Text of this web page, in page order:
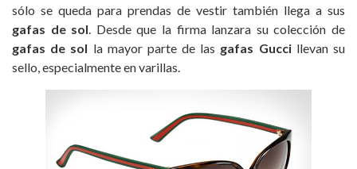
sólo se queda para prendas de vestir también llega a sus
gafas de sol. Desde que la firma lanzara su colección de
gafas de sol la mayor parte de las gafas Guccillevan su
sello, especialmente en varillas.